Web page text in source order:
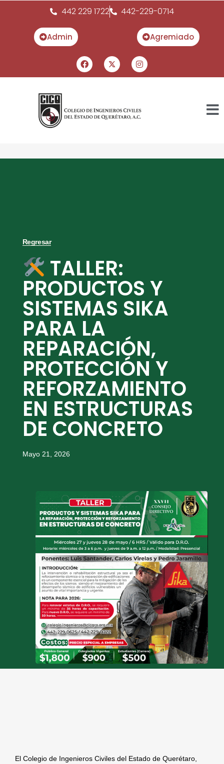
442 229 1722 442-229-0714
Admin Agremiado
Regresar
TALLER:
PRODUCTOS Y
SISTEMAS SIKA
PARA LA
REPARACIÓN,
PROTECCIÓN Y
REFORZAMIENTO
EN ESTRUCTURAS
DE CONCRETO
Mayo 21, 2026
El Colegio de Ingenieros Civiles del Estado de Querétaro,